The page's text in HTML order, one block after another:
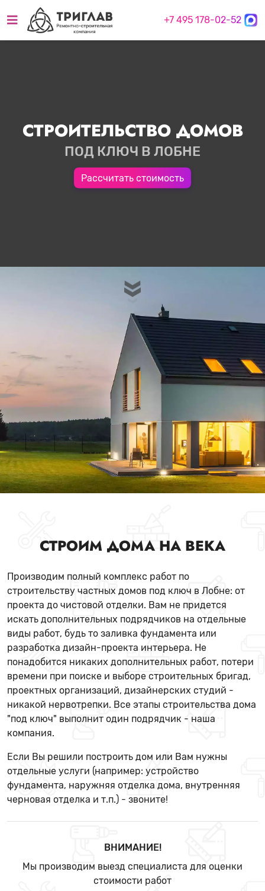
+7 495 178-02-52
СТРОИТЕЛЬСТВО ДОМОВ
ПОД КЛЮЧ В ЛОБНЕ
Рассчитать стоимость
СТРОИМ ДОМА НА ВЕКА
Производим полный комплекс работ по
строительству частных домов под ключ в Лобне: от
проекта до чистовой отделки. Вам не придется
искать дополнительных подрядчиков на отдельные
виды работ, будь то заливка фундамента или
разработка дизайн-проекта интерьера. Не
понадобится никаких дополнительных работ, потери
времени при поиске и выборе строительных бригад,
проектных организаций, дизайнерских студий -
никакой нервотрепки. Все этапы строительства дома
"под ключ" выполнит один подрядчик - наша
компания.
Если Вы решили построить дом или Вам нужны
отдельные услуги (например: устройство
фундамента, наружняя отделка дома, внутренняя
черновая отделка и т.п.) - звоните!
ВНИМАНИЕ!
Мы производим выезд специалиста для оценки
стоимости работ